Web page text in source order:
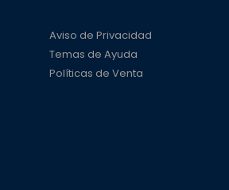
Aviso de Privacidad
Temas de Ayuda
Políticas de Venta